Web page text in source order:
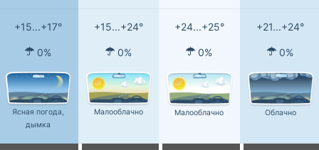
+15...+17° +15...+24° +24...+25° +21...+24°
0% 0% 0% 0%
Ясная погода,
дымка
Малооблачно Малооблачно Облачно